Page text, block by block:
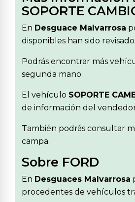
SOPORTE
En Desguace Malvarrosa
disponibles han sido
Podrás encontrar más
segunda mano.
El vehículo SOPORTE
de información del
También podrás consultar
campa.
Sobre FORD
En Desguaces Malvarrosa
procedentes de vehículos